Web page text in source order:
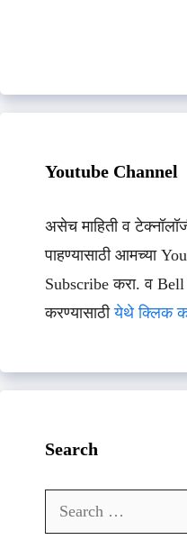
Youtube Channel
असेच माहिती व
पाहण्यासाठी आमच्या
Subscribe करा. व
करण्यासाठीयेथे क्लिक
Search
Search
for: